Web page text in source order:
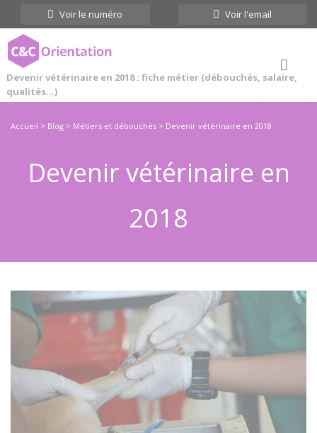
Voir le numéro Voir l'email
Devenir vétérinaire en 2018 : fiche métier (débouchés, salaire,
qualités...)
Accueil > Blog > Métiers et débouchés > Devenir vétérinaire en 2018
Devenir vétérinaire en
2018
Cookies management panel